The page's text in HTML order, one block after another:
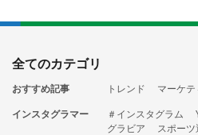
全てのカテゴリ
おすすめ記事 トレンド マーケ
インスタグラマー
＃インスタグラム
グラビア
スポーツ